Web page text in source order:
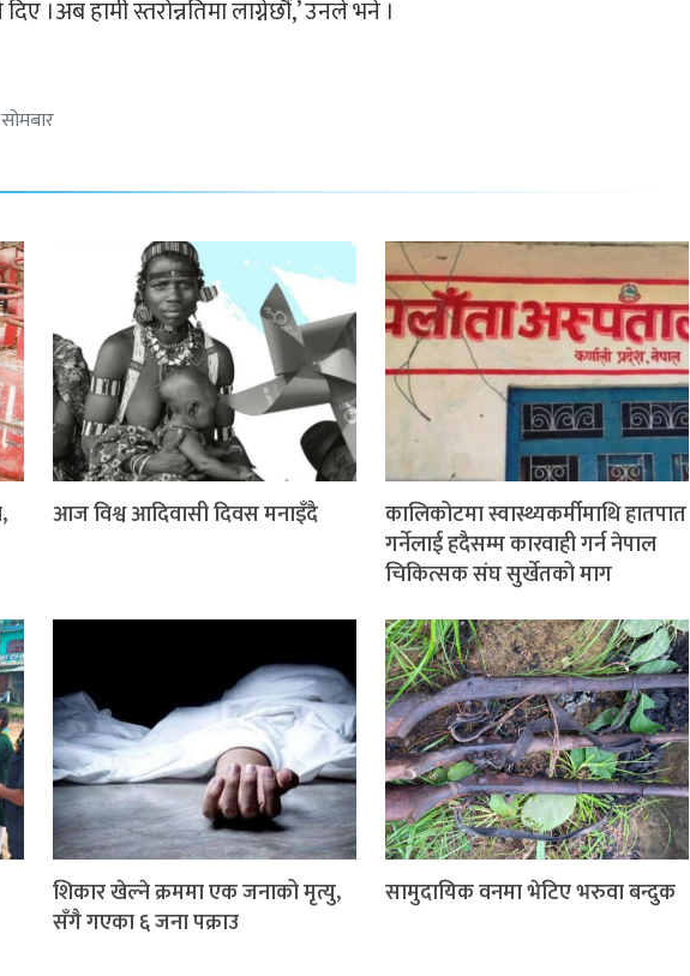
।अब हामी स्तरोन्नतिमा लाग्नेछौं,’ उनले भने ।
आज विश्व आदिवासी दिवस मनाइँदै
कालिकोटमा स्वास्थ्यकर्मीमाथि हातपात
गर्नेलाई हदैसम्म कारवाही गर्न नेपाल
चिकित्सक संघ सुर्खेतको माग
शिकार खेल्ने क्रममा एक जनाको मृत्यु,
सँगै गएका ६ जना पक्राउ
सामुदायिक वनमा भेटिए भरुवा बन्दुक